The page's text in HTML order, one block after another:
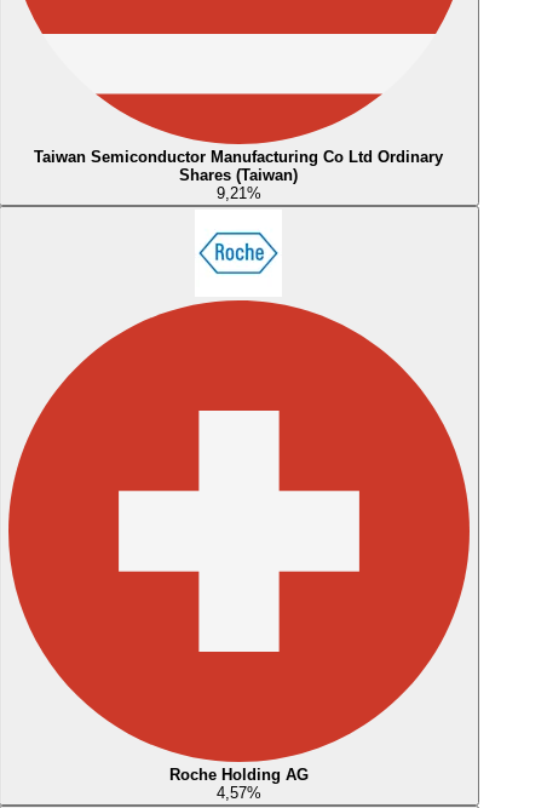
Taiwan Semiconductor Manufacturing Co Ltd Ordinary
Shares (Taiwan)
9,21%
Roche Holding AG
4,57%